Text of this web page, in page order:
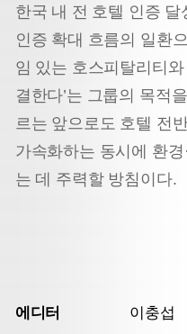
한국 내 전 호텔 인증
인증 확대 흐름의 일환
임 있는 호스피탈리티
결한다’는 그룹의 목적
르는 앞으로도 호텔 전
가속화하는 동시에 환
는 데 주력할 방침이다.
에디터
이충섭